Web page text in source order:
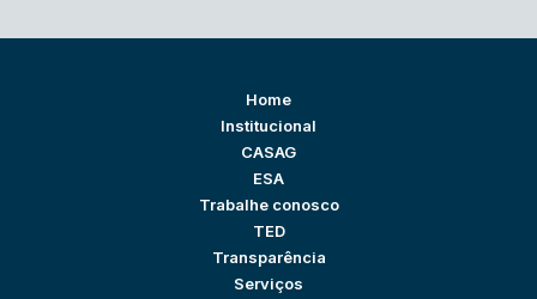
Home
Institucional
CASAG
ESA
Trabalhe conosco
TED
Transparência
Serviços